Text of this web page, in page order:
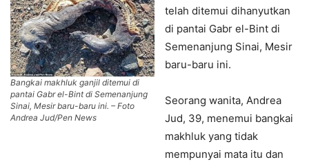
Bangkai makhluk ganjil ditemui di
pantai Gabr el-Bint di Semenanjung
Sinai, Mesir baru-baru ini. – Foto
Andrea Jud/Pen News
telah ditemui dihanyutkan
di pantai Gabr el-Bint di
Semenanjung Sinai, Mesir
baru-baru ini.
Seorang wanita, Andrea
Jud, 39, menemui bangkai
makhluk yang tidak
mempunyai mata itu dan